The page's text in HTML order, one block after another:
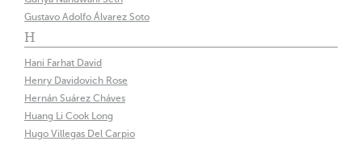
Gustavo Adolfo Álvarez Soto
H
Hani Farhat David
Henry Davidovich Rose
Hernán Suárez Cháves
Huang Li Cook Long
Hugo Villegas Del Carpio